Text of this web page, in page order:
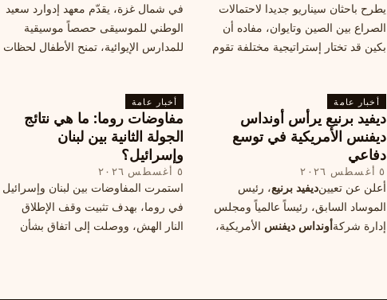
يطرح باحثان سيناريو جديدا لاحتمالات
الصراع بين الصين وتايوان، مفاده أن
بكين قد تختار إستراتيجية مختلفة تقوم
"الحصار بالنيران
في شمال غزة، يقدّم معهد إدوارد سعيد
الوطني للموسيقى حصصاً موسيقية
للمدارس الإيوائية، تمنح الأطفال لحظات
أخبار عامة
ديفيد برنيع يرأس أونداس
ديفنس الأمريكية في توسع
دفاعي
٥ أغسطس ٢٠٢٦
أعلن عن تعيينديفيد برنيع، رئيس
الموساد السابق، رئيساً عالمياً ومجلس
إدارة شركةأونداس ديفنس الأمريكية،
أخبار عامة
مفاوضات روما: ما هي نتائج
الجولة الثانية بين لبنان
وإسرائيل؟
٥ أغسطس ٢٠٢٦
استمرت المفاوضات بين لبنان وإسرائيل
في روما، بهدف تثبيت وقف الإطلاق
النار الهش، ووصلت إلى اتفاق بشأن